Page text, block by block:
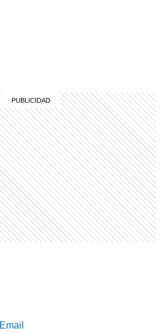
Email